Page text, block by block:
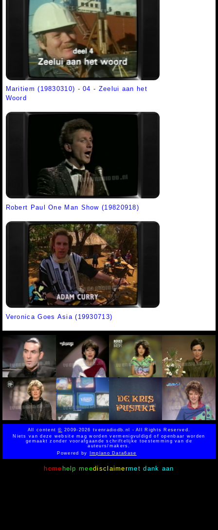
Maritiem (19830310) - 04 - Zeelui aan het
Woord
Robert Paul One Man Show (19820918)
Veronica Goes Asia (19930713)
All content© 2009-2026 tvenradiodb.nl - All Rights Reserved.
Niets van deze website mag worden vermenigvuldigd of openbaar worden
gemaakt zonder voorafgaande schriftelijke toestemming van de
auteurs/makers.
Powered by Implano Data6ase
home help meedisclaimermet dank aan